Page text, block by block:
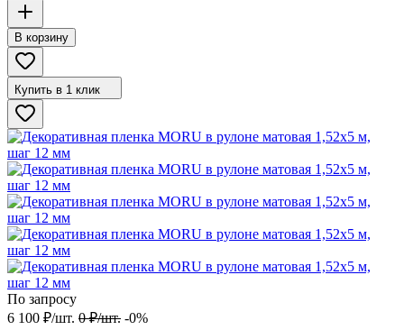
В корзину
Купить в 1 клик
По запросу
6 100 ₽/шт. 0 ₽/шт. -0%